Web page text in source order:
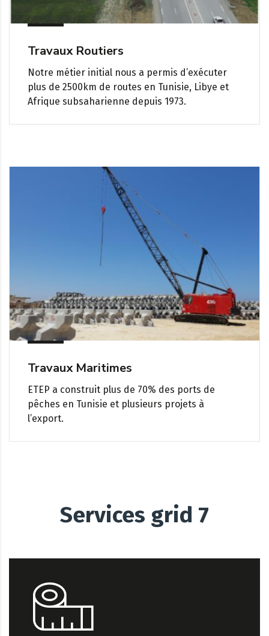
Travaux Routiers
Notre métier initial nous a permis d’exécuter
plus de 2500km de routes en Tunisie, Libye et
Afrique subsaharienne depuis 1973.
Travaux Maritimes
ETEP a construit plus de 70% des ports de
pêches en Tunisie et plusieurs projets à
l’export.
Services grid 7